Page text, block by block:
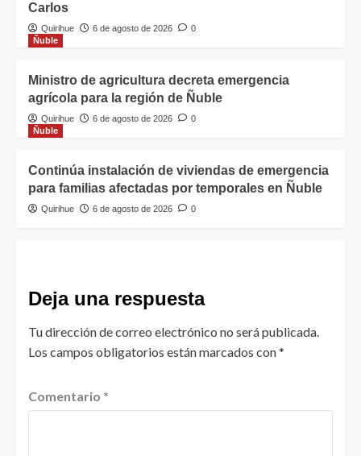
Carlos
Quirihue 6 de agosto de 2026
0
Ñuble
Ministro de agricultura decreta emergencia
agrícola para la región de Ñuble
Quirihue 6 de agosto de 2026
0
Ñuble
Continúa instalación de viviendas de emergencia
para familias afectadas por temporales en Ñuble
Quirihue 6 de agosto de 2026 0
Deja una respuesta
Tu dirección de correo electrónico no será publicada.
Los campos obligatorios están marcados con*
Comentario *